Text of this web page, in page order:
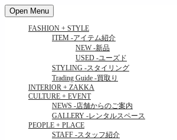
Open Menu
FASHION + STYLE
ITEM -アイテム紹介
NEW-新品
USED -ユーズド
STYLING -スタイリング
Trading Guide -買取り
INTERIOR + ZAKKA
CULTURE + EVENT
NEWS -店舗からのご案内
GALLERY -レンタルスペース
PEOPLE + PLACE
STAFF -スタッフ紹介